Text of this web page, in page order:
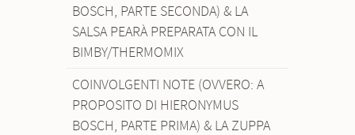
BOSCH, PARTE SECONDA) & LA
SALSA PEARÀ PREPARATA CON IL
BIMBY/THERMOMIX
COINVOLGENTI NOTE (OVVERO: A
PROPOSITO DI HIERONYMUS
BOSCH, PARTE PRIMA) & LA ZUPPA